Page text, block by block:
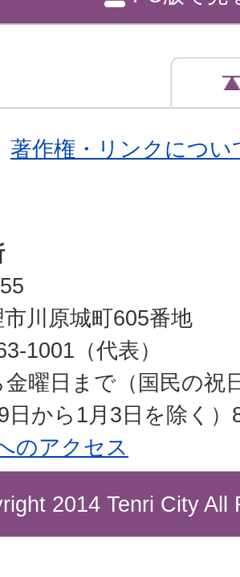
著作権・リンクについ
川原城町605番地
1001（代表）
金曜日まで（国民の祝
日から1月3日を除く
のアクセス
2014 Tenri City All